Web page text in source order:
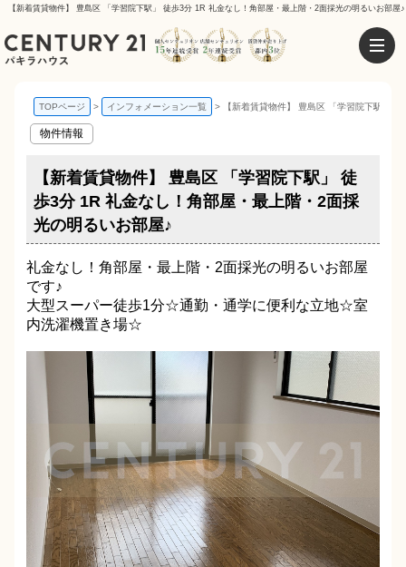
【新着賃貸物件】 豊島区 「学習院下駅」 徒歩3分 1R 礼金なし！角部屋・最上階・2面採光の明るいお部
TOPページ インフォメーション一覧 【新着賃貸物件】 豊島区 「学習院下駅」
物件情報
【新着賃貸物件】 豊島区 「学習院下駅」 徒
歩3分 1R 礼金なし！角部屋・最上階・2面採
光の明るいお部屋♪
礼金なし！角部屋・最上階・2面採光の明るいお部屋
です♪
大型スーパー徒歩1分☆通勤・通学に便利な立地☆室
内洗濯機置き場☆